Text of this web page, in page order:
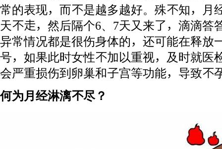
常的表现，而不是越多越好。殊不知，月
天不走，然后隔个6、7天又来了，滴滴答
异常情况都是很伤身体的，还可能在释放
号，如果此时女性不加以重视，及时就医
会严重损伤到卵巢和子宫等功能，导致不
何为月经淋漓不尽？